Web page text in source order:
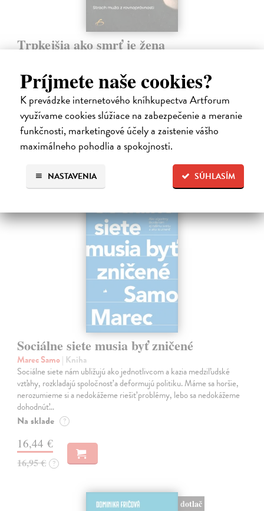
Príjmete naše cookies?
K prevádzke internetového kníhkupectva Artforum
využívame cookies slúžiace na zabezpečenie a meranie
funkčnosti, marketingové účely a zaistenie vášho
maximálneho pohodlia a spokojnosti.
SÚHLASÍM
NASTAVENIA
Trpkejšia ako smrť je žena
rovnocennosť a rovnoprávnosť ženy a muža. Vojna a mier medzi
pohlaviami sa však nezačali feminizmom 20. storočia, ale ich
spolužitím.
Zasielame do 14 dní
22,05 €
Sociálne siete musia byť zničené
Marec Samo| Kniha
Sociálne siete nám ubližujú ako jednotlivcom a kazia medziľudské
vzťahy, rozkladajú spoločnosť a deformujú politiku. Máme sa horšie,
nerozumieme si a nedokážeme riešiť problémy, lebo sa nedokážeme
dohodnúť…
Na sklade ?
16,44 €
16,95 € ?
dotlač